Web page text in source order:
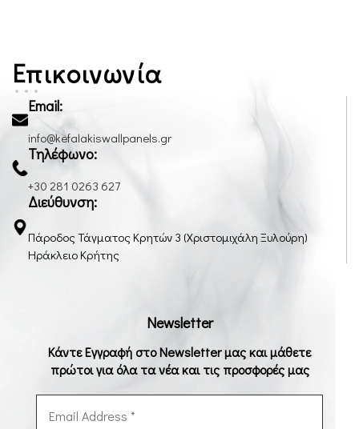
Επικοινωνία
Email:
info@kefalakiswallpanels.gr
Τηλέφωνο:
+30 281 0263 627
Διεύθυνση:
Πάροδος Τάγματος Κρητών 3 (Χριστομιχάλη Ξυλούρη)
Ηράκλειο Κρήτης
Newsletter
Κάντε Εγγραφή στο Newsletter μας και μάθετε
πρώτοι για όλα τα νέα και τις προσφορές μας